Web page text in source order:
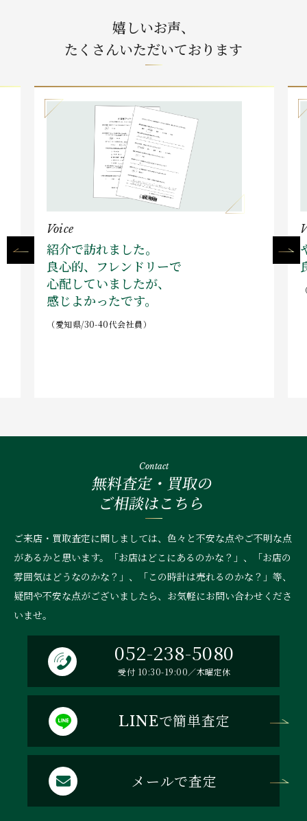
嬉しいお声、
たくさんいただいております
Voice
紹介で訪れました。
良心的、フレンドリーで
心配していましたが、
感じよかったです。
（愛知県/30-40代会社員）
Contact
無料査定・買取の
ご相談はこちら
ご来店・買取査定に関しましては、色々と不安な点やご不明な点
があるかと思います。「お店はどこにあるのかな？」、
「お店の
雰囲気はどうなのかな？」、「この時計は売れるのかな？」等、
疑問や不安な点がございましたら、お気軽にお問い合わせくださ
いませ。
052-238-5080
受付 10:30-19:00／木曜定休
LINEで簡単査定
メールで査定